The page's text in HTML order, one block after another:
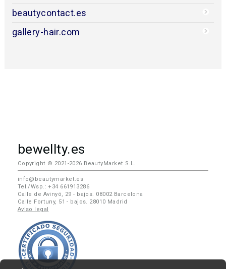
beautycontact.es
gallery-hair.com
bewellty.es
Copyright © 2021-2026 BeautyMarket S.L.
info@beautymarket.es
Tel./Wsp.: +34 661913286
Calle de Avinyó, 29 - bajos. 08002 Barcelona
Calle Fortuny, 51 - bajos. 28010 Madrid
Aviso legal